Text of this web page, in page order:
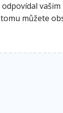
můžete